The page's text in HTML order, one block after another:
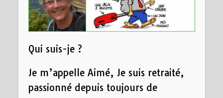
Qui suis-je ?
Je m’appelle Aimé, Je suis retraité,
passionné depuis toujours de